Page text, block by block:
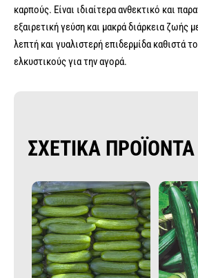
καρπούς. Είναι ιδιαίτερα ανθεκτικό και
εξαιρετική γεύση και μακρά διάρκεια ζωής
λεπτή και γυαλιστερή επιδερμίδα καθιστά
ελκυστικούς για την αγορά.
ΣΧΕΤΙΚΑ ΠΡΟΪΟΝΤΑ